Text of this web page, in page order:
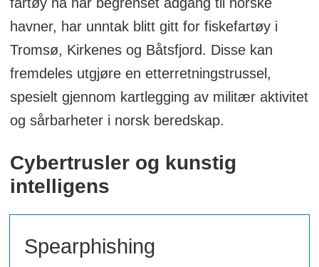
havner, har unntak blitt gitt for fiskefartøy i
Tromsø, Kirkenes og Båtsfjord. Disse kan
fremdeles utgjøre en etterretningstrussel,
spesielt gjennom kartlegging av militær aktivitet
og sårbarheter i norsk beredskap.
Cybertrusler og kunstig
intelligens
Spearphishing